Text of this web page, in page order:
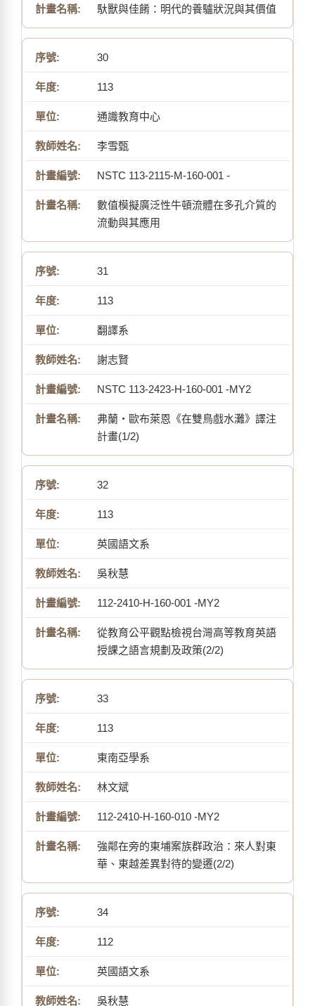
馱獸與佳餚：明代的養驢狀況與其價值
30
113
通識教育中心
李雪甄
NSTC 113-2115-M-160-001 -
數值模擬廣泛性牛頓流體在多孔介質的
流動與其應用
31
113
翻譯系
謝志賢
NSTC 113-2423-H-160-001 -MY2
弗蘭・歐布萊恩《在雙鳥戲水灘》譯注
計畫(1/2)
32
113
英國語文系
吳秋慧
112-2410-H-160-001 -MY2
從教育公平觀點檢視台灣高等教育英語
授課之語言規劃及政策(2/2)
33
113
東南亞學系
林文斌
112-2410-H-160-010 -MY2
強鄰在旁的東埔案族群政治：來人對東
華、東越差異對待的變遷(2/2)
34
112
英國語文系
吳秋慧